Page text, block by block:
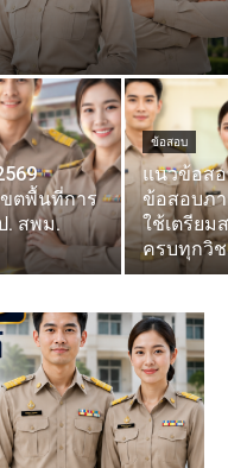
ตพื้นที่การ
. สพม.
ข้อสอบ
แนวข้อส
ข้อสอบภ
ใช้เตรีย
ครบทุกวิช